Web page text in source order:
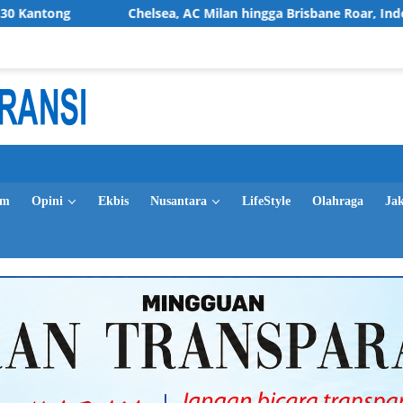
Chelsea, AC Milan hingga Brisbane Roar, Indonesia Jadi
Opini Ekbis Nusantara LifeStyle Olahraga